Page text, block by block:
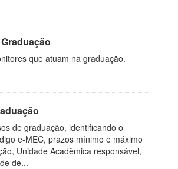
que atuam na graduação.
de graduação, identificando o
e-MEC, prazos mínimo e máximo
Unidade Acadêmica responsável,
de...